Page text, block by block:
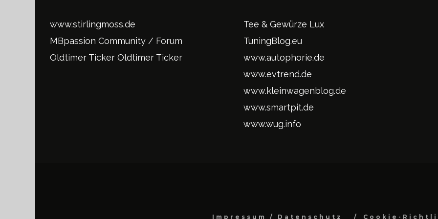
www.stirlingmoss.de
MBpassion Community / Forum
Oldtimer Ticker Oldtimer Ticker
Tee & Gewürze Lux
TuningBlog.eu
www.autophorie.de
www.evtrend.de
www.kleinwagenblog.de
www.smartpit.de
www.wug.info
Impressum / Datenschutz Cookie-